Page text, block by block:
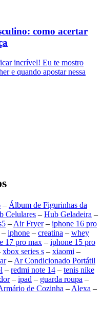
como acertar
incrível! Eu te mostro
e quando apostar nessa
– Álbum de Figurinhas da
Celulares – Hub Geladeira –
– Air Fryer– iphone 16 pro
– iphone – creatina – whey
17 pro max – iphone 15 pro
xbox series s – xiaomi –
– Ar Condicionado Portátil
– redmi note 14 – tenis nike
– ipad – guarda roupa –
de Cozinha – Alexa –